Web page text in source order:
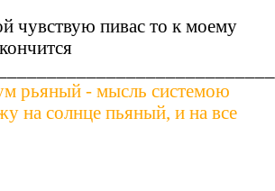
чувствую пивас то к моему
рьяный - мысль системою
на солнце пьяный, и на все